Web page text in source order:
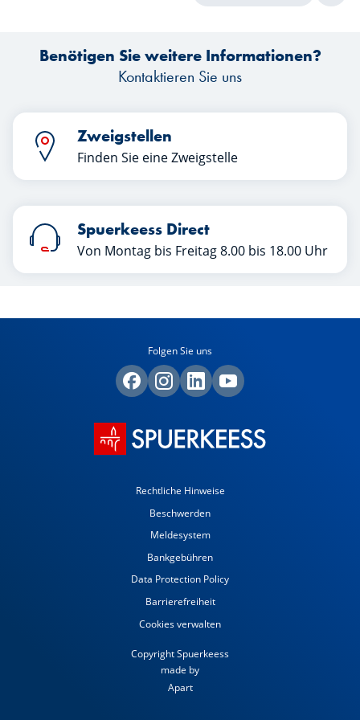
Benötigen Sie weitere Informationen?
Kontaktieren Sie uns
Zweigstellen
Finden Sie eine Zweigstelle
Spuerkeess Direct
Von Montag bis Freitag 8.00 bis 18.00 Uhr
Folgen Sie uns
Rechtliche Hinweise
Beschwerden
Meldesystem
Bankgebühren
Data Protection Policy
Barrierefreiheit
Cookies verwalten
Copyright Spuerkeess
made by
Apart